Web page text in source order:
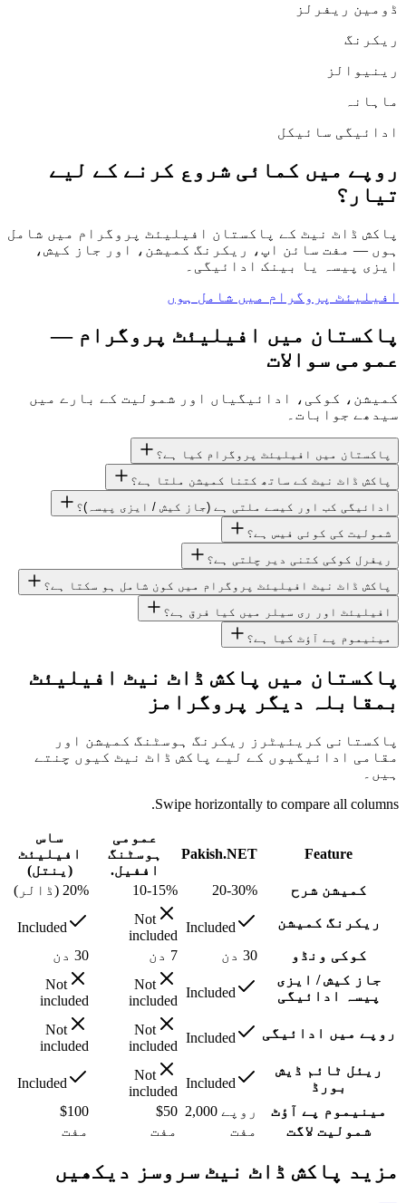
ڈومین ریفرلز
ریکرنگ
رینیوالز
ماہانہ
ادائیگی سائیکل
روپے میں کمائی شروع کرنے کے لیے
تیار؟
پاکش ڈاٹ نیٹ کے پاکستان افیلیئٹ پروگرام میں شامل
ہوں — مفت سائن اپ، ریکرنگ کمیشن، اور جاز کیش،
ایزی پیسہ یا بینک ادائیگی۔
افیلیئٹ پروگرام میں شامل ہوں
پاکستان میں افیلیئٹ پروگرام —
عمومی سوالات
کمیشن، کوکی، ادائیگیاں اور شمولیت کے بارے میں
سیدھے جوابات۔
پاکستان میں افیلیئٹ پروگرام کیا ہے؟
پاکش ڈاٹ نیٹ کے ساتھ کتنا کمیشن ملتا ہے؟
ادائیگی کب اور کیسے ملتی ہے (جاز کیش / ایزی پیسہ)؟
شمولیت کی کوئی فیس ہے؟
ریفرل کوکی کتنی دیر چلتی ہے؟
پاکش ڈاٹ نیٹ افیلیئٹ پروگرام میں کون شامل ہو سکتا ہے؟
افیلیئٹ اور ری سیلر میں کیا فرق ہے؟
مینیموم پے آؤٹ کیا ہے؟
پاکستان میں پاکش ڈاٹ نیٹ افیلیئٹ
بمقابلہ دیگر پروگرامز
پاکستانی کریئیٹرز ریکرنگ ہوسٹنگ کمیشن اور
مقامی ادائیگیوں کے لیے پاکش ڈاٹ نیٹ کیوں چنتے
ہیں۔
Swipe horizontally to compare all columns.
Feature
Pakish.NET
عمومی
ہوسٹنگ
اففیل.
ساس
افیلیئٹ
(ینتل)
کمیشن شرح
20-30%
10-15% 20% (ڈالر)
ریکرنگ کمیشن Included
Not
included
Included
کوکی ونڈو
30 دن 7 دن
30 دن
جاز کیش / ایزی
پیسہ ادائیگی
Included
Not
included
Not
included
روپے میں ادائیگی Included
Not
included
Not
included
ریئل ٹائم ڈیش
بورڈ
Included
Not
included
Included
مینیموم پے آؤٹ
روپے 2,000 $50
$100
شمولیت لاگت
مفت مفت مفت
مزید پاکش ڈاٹ نیٹ سروسز دیکھیں